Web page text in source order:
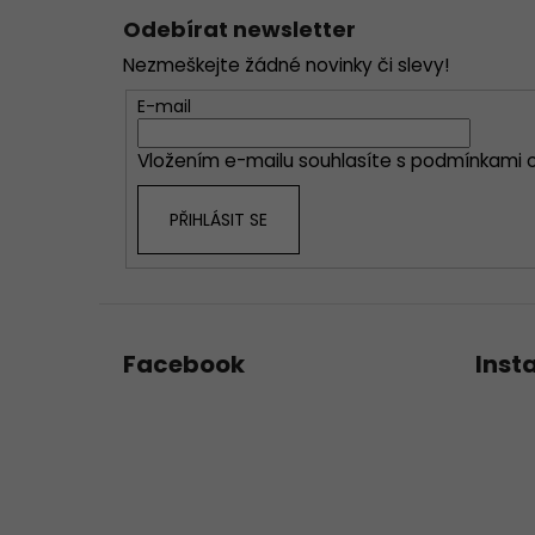
Odebírat newsletter
Nezmeškejte žádné novinky či slevy!
E-mail
Vložením e-mailu souhlasíte s podmínkami
PŘIHLÁSIT SE
Facebook